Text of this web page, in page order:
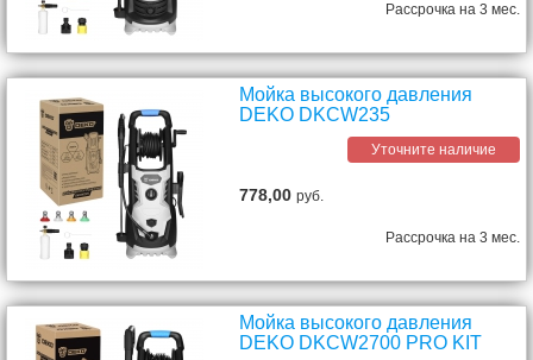
Рассрочка на 3 мес.
Мойка высокого давления
DEKO DKCW235
Уточните наличие
778,00руб.
Рассрочка на 3 мес.
Мойка высокого давления
DEKO DKCW2700 PRO KIT